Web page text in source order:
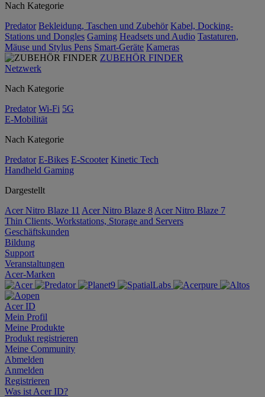
Nach Kategorie
Predator Bekleidung, Taschen und Zubehör Kabel, Docking-
Stations und Dongles Gaming Headsets und Audio Tastaturen,
Mäuse und Stylus Pens Smart-Geräte Kameras
ZUBEHÖR FINDER
Netzwerk
Nach Kategorie
Predator Wi-Fi 5G
E-Mobilität
Nach Kategorie
Predator E-Bikes E-Scooter Kinetic Tech
Handheld Gaming
Dargestellt
Acer Nitro Blaze 11 Acer Nitro Blaze 8 Acer Nitro Blaze 7
Thin Clients, Workstations, Storage and Servers
Geschäftskunden
Bildung
Support
Veranstaltungen
Acer-Marken
Acer ID
Mein Profil
Meine Produkte
Produkt registrieren
Meine Community
Abmelden
Anmelden
Registrieren
Was ist Acer ID?